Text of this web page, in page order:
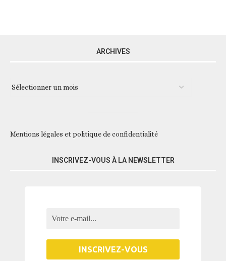
ARCHIVES
Mentions légales et politique de confidentialité
INSCRIVEZ-VOUS À LA NEWSLETTER